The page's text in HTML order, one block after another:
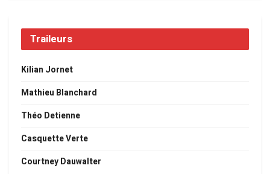
Traileurs
Kilian Jornet
Mathieu Blanchard
Théo Detienne
Casquette Verte
Courtney Dauwalter